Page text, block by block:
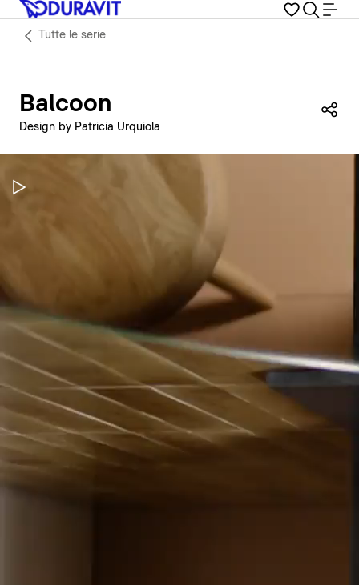
Tutte le serie
Balcoon
Design by Patricia Urquiola
Metti in pausa il video